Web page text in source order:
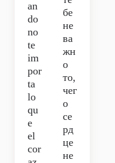
an
do
no
te
im
por
ta
lo
qu
e
el
cor
бе
не
ва
жн
о
то,
чег
о
се
рд
це
не